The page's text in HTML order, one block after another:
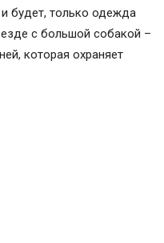
будет, только одежда
с большой собакой –
которая охраняет